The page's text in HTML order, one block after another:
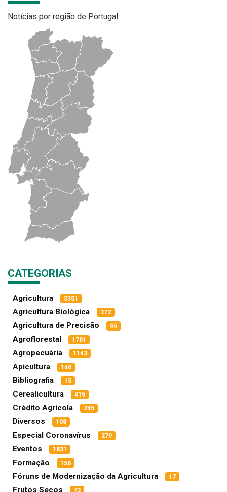
Notícias por região de Portugal
CATEGORIAS
Agricultura 5351
Agricultura Biológica 372
Agricultura de Precisão 66
Agroflorestal 1781
Agropecuária 1143
Apicultura 146
Bibliografia 15
Cerealicultura 415
Crédito Agrícola 245
Diversos 108
Especial Coronavírus 279
Eventos 1831
Formação 156
Fóruns de Modernização da Agricultura 17
Frutos Secos 73